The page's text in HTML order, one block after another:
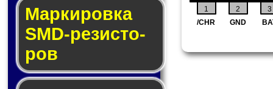
Маркировка
SMD-ре­зис­то­
ров
1 2 3
/CHR GND